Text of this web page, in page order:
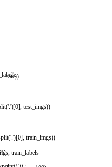
+ rate))
('.')[0], test_imgs))
('.')[0], train_imgs))
, train_labels
):
: